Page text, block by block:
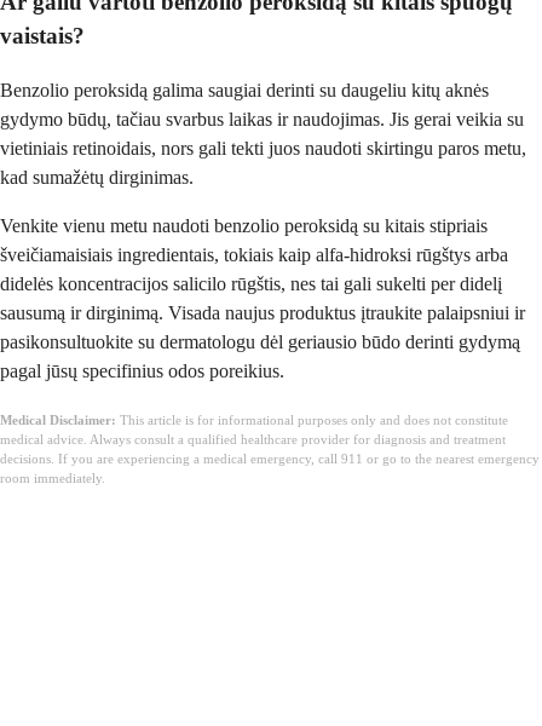
vaistais?
Benzolio peroksidą galima saugiai derinti su daugeliu kitų aknės
gydymo būdų, tačiau svarbus laikas ir naudojimas. Jis gerai veikia su
vietiniais retinoidais, nors gali tekti juos naudoti skirtingu paros metu,
kad sumažėtų dirginimas.
Venkite vienu metu naudoti benzolio peroksidą su kitais stipriais
šveičiamaisiais ingredientais, tokiais kaip alfa-hidroksi rūgštys arba
didelės koncentracijos salicilo rūgštis, nes tai gali sukelti per didelį
sausumą ir dirginimą. Visada naujus produktus įtraukite palaipsniui ir
pasikonsultuokite su dermatologu dėl geriausio būdo derinti gydymą
pagal jūsų specifinius odos poreikius.
Medical Disclaimer: This article is for informational purposes only and does not constitute
medical advice. Always consult a qualified healthcare provider for diagnosis and treatment
decisions. If you are experiencing a medical emergency, call 911 or go to the nearest emergency
room immediately.